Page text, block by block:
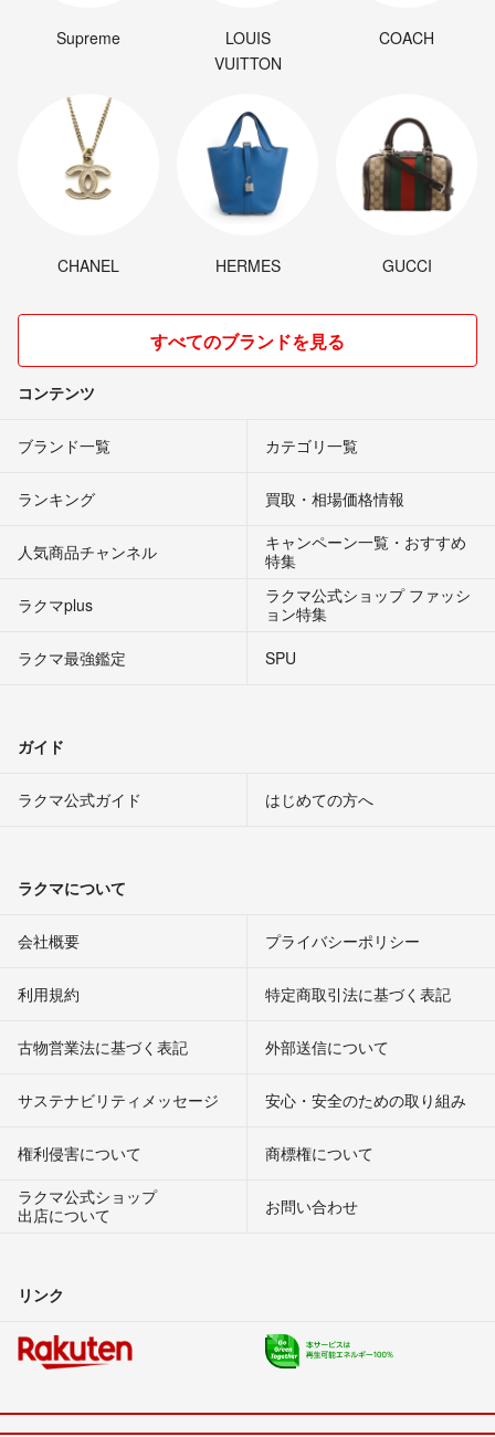
Supreme
LOUIS
VUITTON
COACH
CHANEL HERMES GUCCI
すべてのブランドを見る
コンテンツ
ブランド一覧 カテゴリ一覧
ランキング 買取・相場価格情報
人気商品チャンネル
キャンペーン一覧・おすすめ
特集
ラクマplus
ラクマ公式ショップ ファッシ
ョン特集
ラクマ最強鑑定
SPU
ガイド
ラクマ公式ガイド はじめての方へ
ラクマについて
会社概要 プライバシーポリシー
利用規約 特定商取引法に基づく表記
古物営業法に基づく表記 外部送信について
サステナビリティメッセージ 安心・安全のための取り組み
権利侵害について
商標権について
ラクマ公式ショップ
出店について
お問い合わせ
リンク